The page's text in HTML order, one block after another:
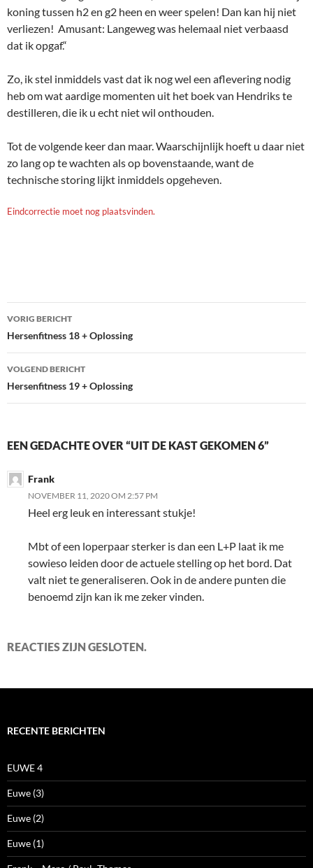
koning tussen h2 en g2 heen en weer spelen! Dan kan hij niet
verliezen! Amusant: Langeweg was helemaal niet verbaasd
dat ik opgaf.“
Zo, ik stel inmiddels vast dat ik nog wel een aflevering nodig
heb om wat aardige momenten uit het boek van Hendriks te
destilleren, die ik u echt niet wil onthouden.
Tot de volgende keer dan maar. Waarschijnlijk hoeft u daar niet
zo lang op te wachten als op bovenstaande, want de
technische storing lijkt inmiddels opgeheven.
Eindcorrectie moet nog plaatsvinden.
Bericht
navigatie
VORIG BERICHT
Hersenfitness 18 + Oplossing
VOLGEND BERICHT
Hersenfitness 19 + Oplossing
EEN GEDACHTE OVER “UIT DE KAST GEKOMEN 6”
Frank
NOVEMBER 11, 2020 OM 2:57 PM
Heel erg leuk en interessant stukje!
Mbt of een loperpaar sterker is dan een L+P laat ik me
sowieso leiden door de actuele stelling op het bord. Dat
valt niet te generaliseren. Ook in de andere punten die
benoemd zijn kan ik me zeker vinden.
REACTIES ZIJN GESLOTEN.
RECENTE BERICHTEN
EUWE 4
Euwe (3)
Euwe (2)
Euwe (1)